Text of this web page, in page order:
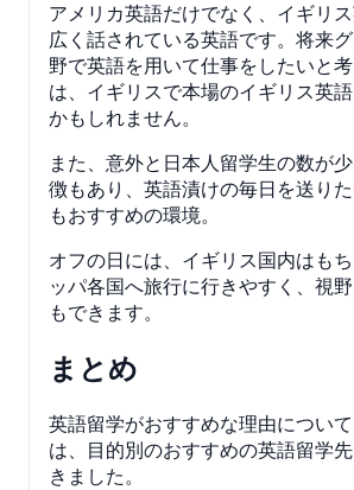
アメリカ英語だけでなく、イギリ
広く話されている英語です。将来
野で英語を用いて仕事をしたいと
は、イギリスで本場のイギリス英
かもしれません。
また、意外と日本人留学生の数が
徴もあり、英語漬けの毎日を送り
もおすすめの環境。
オフの日には、イギリス国内はも
ッパ各国へ旅行に行きやすく、視
もできます。
まとめ
英語留学がおすすめな理由につい
は、目的別のおすすめの英語留学
きました。